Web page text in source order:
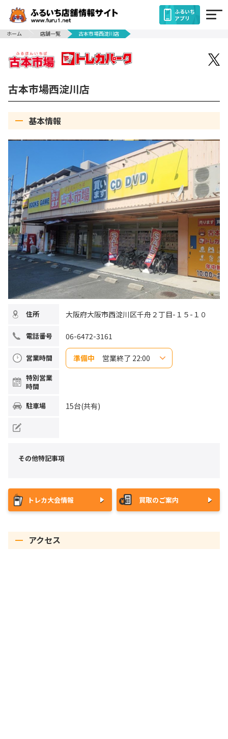
ふるいち
アプリ
ホーム
店舗一覧 古本市場西淀川店
古本市場西淀川店
基本情報
住所 大阪府大阪市西淀川区千舟２丁目-１５-１０
電話番号 06-6472-3161
営業時間 準備中 営業終了 22:00
木曜日
金曜日
特別営業
時間
駐車場 15台(共有)
その他特記事項
トレカ大会情報 買取のご案内
アクセス